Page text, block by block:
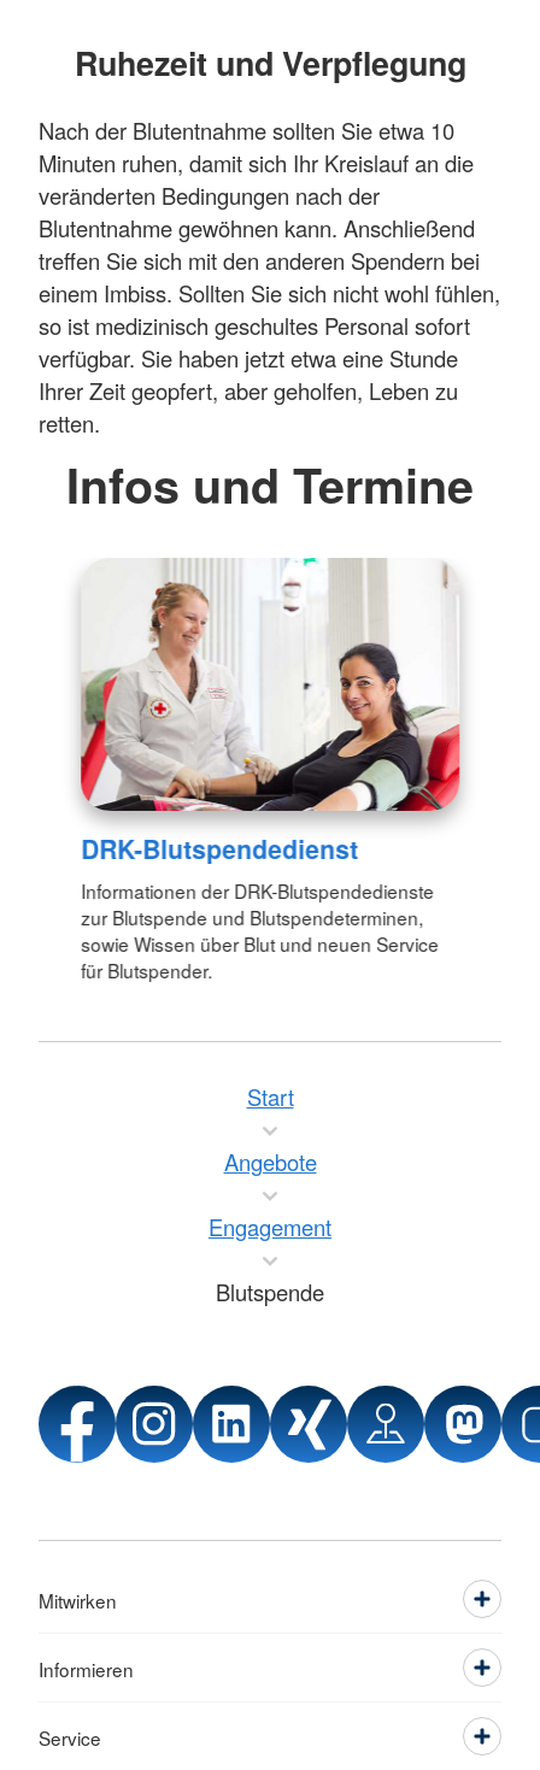
Ruhezeit und Verpflegung
Nach der Blutentnahme sollten Sie etwa 10
Minuten ruhen, damit sich Ihr Kreislauf an die
veränderten Bedingungen nach der
Blutentnahme gewöhnen kann. Anschließend
treffen Sie sich mit den anderen Spendern bei
einem Imbiss. Sollten Sie sich nicht wohl fühlen,
so ist medizinisch geschultes Personal sofort
verfügbar. Sie haben jetzt etwa eine Stunde
Ihrer Zeit geopfert, aber geholfen, Leben zu
retten.
Infos und Termine
DRK-Blutspendedienst
Informationen der DRK-Blutspendedienste
zur Blutspende und Blutspendeterminen,
sowie Wissen über Blut und neuen Service
für Blutspender.
Start
Angebote
Engagement
Blutspende
Mitwirken
Informieren
Service